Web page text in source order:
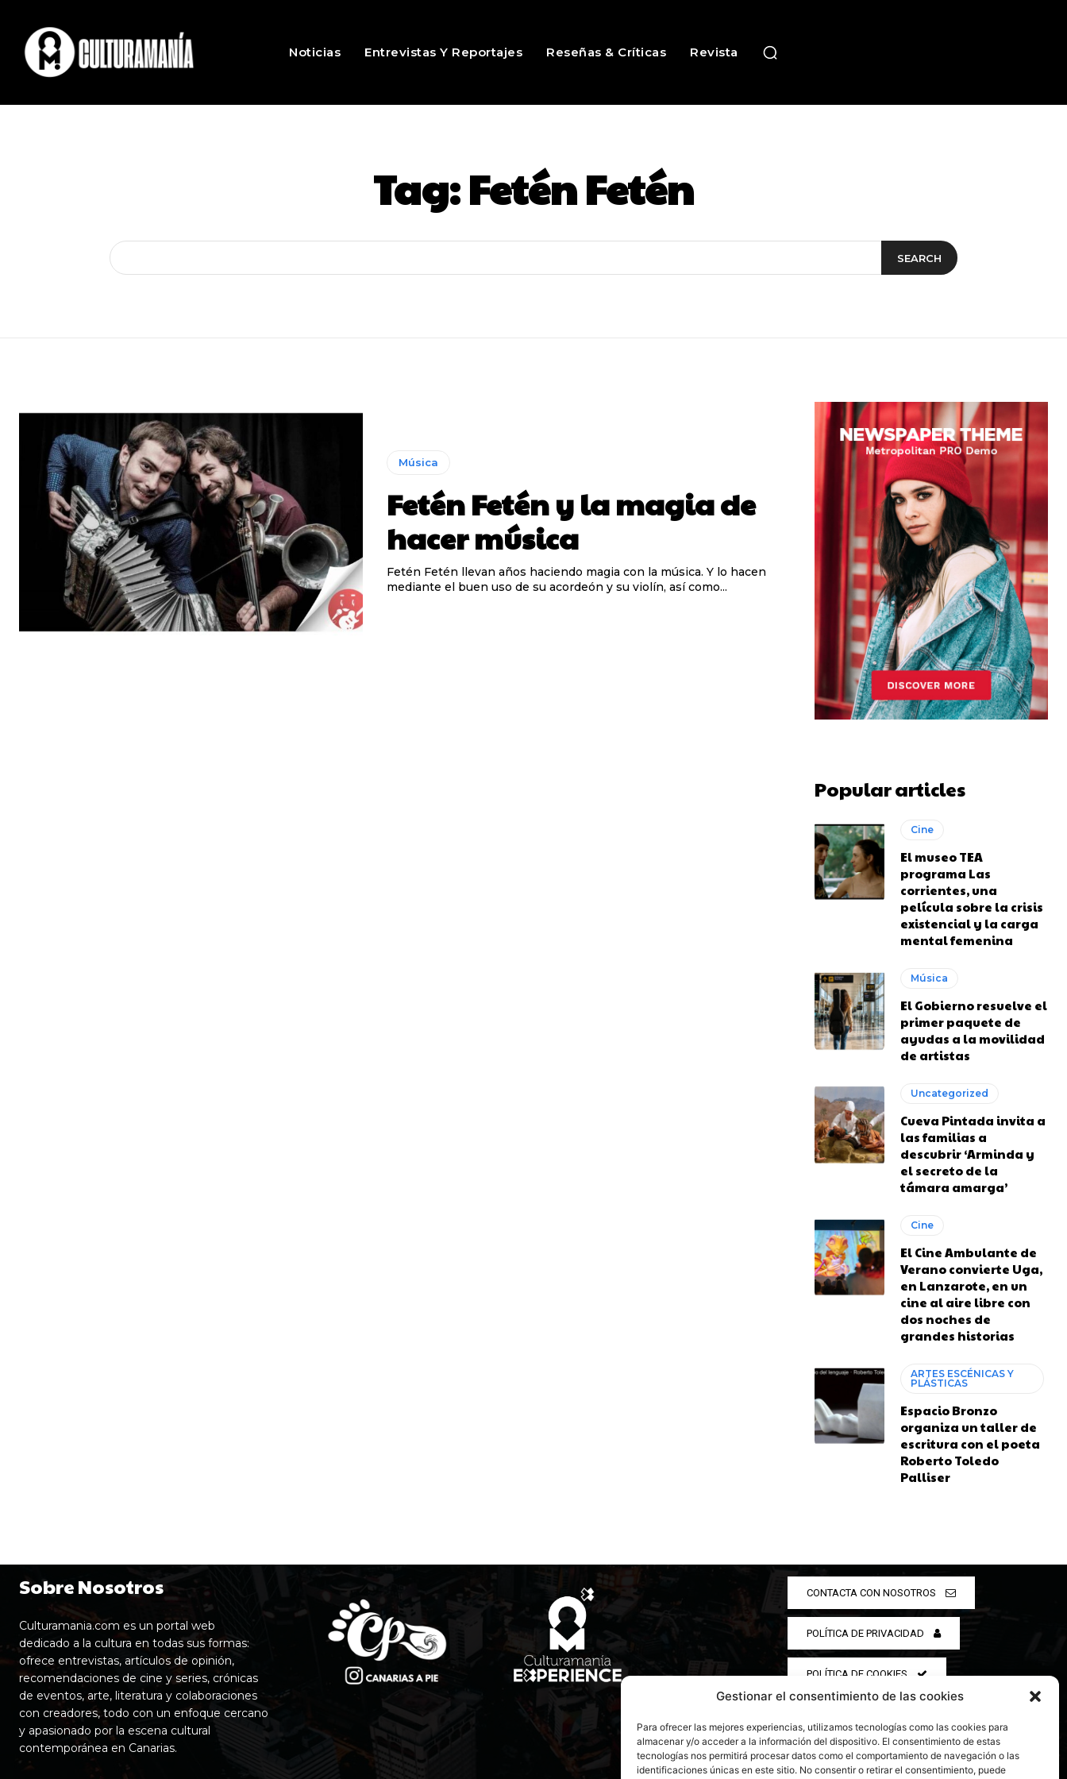
Gestionar el consentimiento de las cookies
Para ofrecer las mejores experiencias, utilizamos tecnologías como las cookies para
almacenar y/o acceder a la información del dispositivo. El consentimiento de estas
tecnologías nos permitirá procesar datos como el comportamiento de navegación o las
identificaciones únicas en este sitio. No consentir o retirar el consentimiento, puede
Noticias Entrevistas Y Reportajes Reseñas & Críticas Revista
Tag:Fetén Fetén
SEARCH
Música
Fetén Fetén y la magia de
hacer música
Fetén Fetén llevan años haciendo magia con la música. Y lo hacen
mediante el buen uso de su acordeón y su violín, así como...
Popular articles
Cine
El museo TEA
programa Las
corrientes, una
película sobre la crisis
existencial y la carga
mental femenina
Música
El Gobierno resuelve el
primer paquete de
ayudas a la movilidad
de artistas
Uncategorized
Cueva Pintada invita a
las familias a
descubrir ‘Arminda y
el secreto de la
támara amarga’
Cine
El Cine Ambulante de
Verano convierte Uga,
en Lanzarote, en un
cine al aire libre con
dos noches de
grandes historias
ARTES ESCÉNICAS Y
PLÁSTICAS
Espacio Bronzo
organiza un taller de
escritura con el poeta
Roberto Toledo
Palliser
Sobre Nosotros
Culturamania.com es un portal web
dedicado a la cultura en todas sus formas:
ofrece entrevistas, artículos de opinión,
recomendaciones de cine y series, crónicas
de eventos, arte, literatura y colaboraciones
con creadores, todo con un enfoque cercano
y apasionado por la escena cultural
contemporánea en Canarias.
CONTACTA CON NOSOTROS
POLÍTICA DE PRIVACIDAD
POLÍTICA DE COOKIES